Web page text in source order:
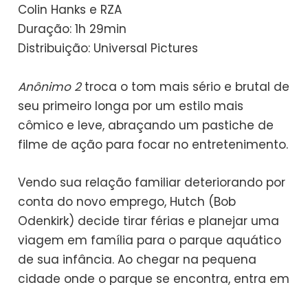
Colin Hanks e RZA
Duração: 1h 29min
Distribuição: Universal Pictures
Anônimo 2troca o tom mais sério e brutal de
seu primeiro longa por um estilo mais
cômico e leve, abraçando um pastiche de
filme de ação para focar no entretenimento.
Vendo sua relação familiar deteriorando por
conta do novo emprego, Hutch (Bob
Odenkirk) decide tirar férias e planejar uma
viagem em família para o parque aquático
de sua infância. Ao chegar na pequena
cidade onde o parque se encontra, entra em